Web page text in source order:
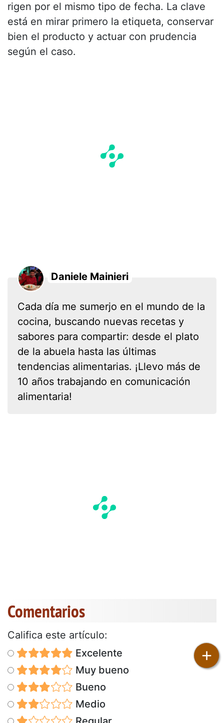
rigen por el mismo tipo de fecha. La clave
está en mirar primero la etiqueta, conservar
bien el producto y actuar con prudencia
según el caso.
Daniele Mainieri
Cada día me sumerjo en el mundo de la
cocina, buscando nuevas recetas y
sabores para compartir: desde el plato
de la abuela hasta las últimas
tendencias alimentarias. ¡Llevo más de
10 años trabajando en comunicación
alimentaria!
Comentarios
Califica este artículo:
Excelente
Muy bueno
Bueno
Medio
+